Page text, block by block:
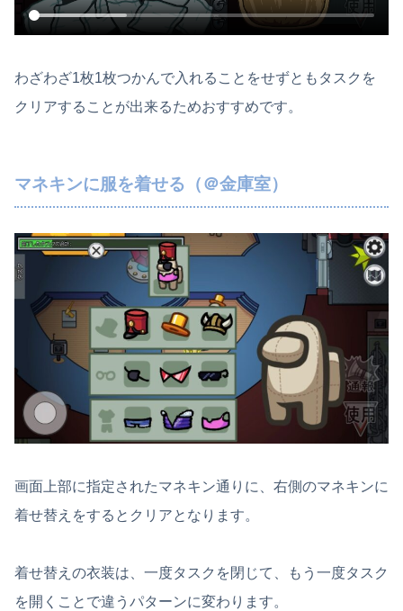
わざわざ1枚1枚つかんで入れることをせずともタスクを
クリアすることが出来るためおすすめです。
マネキンに服を着せる（＠金庫室）
画面上部に指定されたマネキン通りに、右側のマネキンに
着せ替えをするとクリアとなります。
着せ替えの衣装は、一度タスクを閉じて、もう一度タスク
を開くことで違うパターンに変わります。